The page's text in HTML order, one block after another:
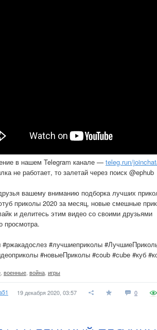
в нашем Telegram канале — teleg.run/
не работает, то залетай через поиск @ephub
вашему вниманию подборка лучших
приколы 2020 за месяц, новые смешные
и делитесь этим видео со своими друзьями
просмотра.
#ржакадослез #лучшиеприколы
#новыеПриколы #coub #cube #куб
военные война игры
19 декабря 2020, 03:57 0